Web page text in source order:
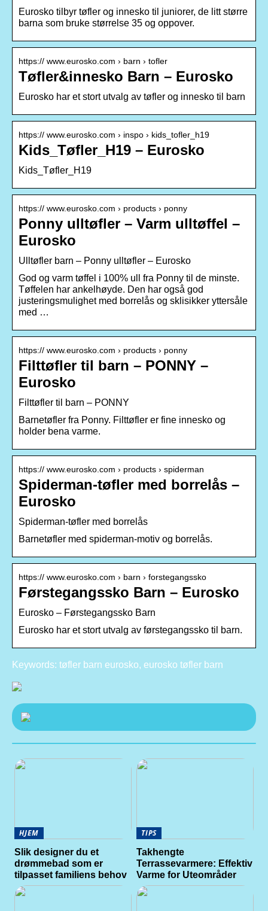
Eurosko tilbyr tøfler og innesko til juniorer, de litt større
barna som bruke størrelse 35 og oppover.
https:// www.eurosko.com › barn › tofler
Tøfler&innesko Barn – Eurosko
Eurosko har et stort utvalg av tøfler og innesko til barn
https:// www.eurosko.com › inspo › kids_tofler_h19
Kids_Tøfler_H19 – Eurosko
Kids_Tøfler_H19
https:// www.eurosko.com › products › ponny
Ponny ulltøfler – Varm ulltøffel –
Eurosko
Ulltøfler barn – Ponny ulltøfler – Eurosko
God og varm tøffel i 100% ull fra Ponny til de minste.
Tøffelen har ankelhøyde. Den har også god
justeringsmulighet med borrelås og sklisikker yttersåle
med …
https:// www.eurosko.com › products › ponny
Filttøfler til barn – PONNY –
Eurosko
Filttøfler til barn – PONNY
Barnetøfler fra Ponny. Filttøfler er fine innesko og
holder bena varme.
https:// www.eurosko.com › products › spiderman
Spiderman-tøfler med borrelås –
Eurosko
Spiderman-tøfler med borrelås
Barnetøfler med spiderman-motiv og borrelås.
https:// www.eurosko.com › barn › forstegangssko
Førstegangssko Barn – Eurosko
Eurosko – Førstegangssko Barn
Eurosko har et stort utvalg av førstegangssko til barn.
Keywords: tøfler barn eurosko, eurosko tøfler barn
HJEM
Slik designer du et
drømmebad som er
tilpasset familiens behov
TIPS
Takhengte
Terrassevarmere: Effektiv
Varme for Uteområder